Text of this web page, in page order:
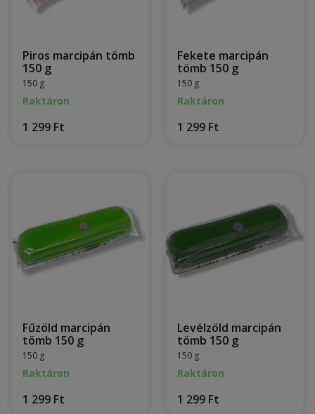
Piros marcipán tömb
150 g
150 g
Raktáron
1 299 Ft
Fekete marcipán
tömb 150 g
150 g
Raktáron
1 299 Ft
Fűzöld marcipán
tömb 150 g
150 g
Raktáron
1 299 Ft
Levélzöld marcipán
tömb 150 g
150 g
Raktáron
1 299 Ft